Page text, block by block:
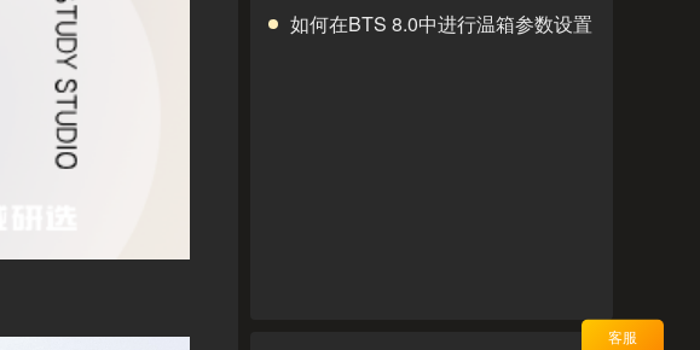
如何在BTS 8.0中进行温箱参数设置
客服